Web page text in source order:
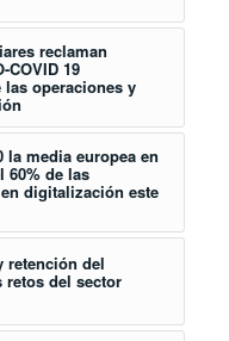
reclaman
19
operaciones y
la media europea en
60% de las
digitalización este
retención del
del sector